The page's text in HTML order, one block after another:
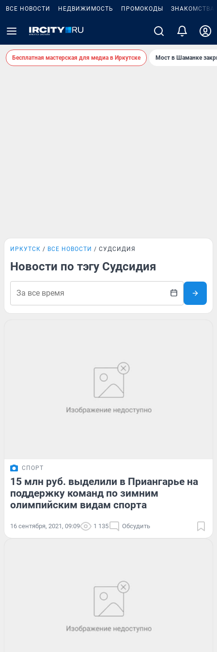
ВСЕ НОВОСТИ НЕДВИЖИМОСТЬ ПРОМОКОДЫ ЗНАКОМСТВА
Бесплатная мастерская для медиа в Иркутске Мост в Шаманке
ИРКУТСК ВСЕ НОВОСТИ СУДСИДИЯ
Новости по тэгу Судсидия
СПОРТ
15 млн руб. выделили в Приангарье на
поддержку команд по зимним
олимпийским видам спорта
16 сентября, 2021, 09:09 1 135 Обсудить